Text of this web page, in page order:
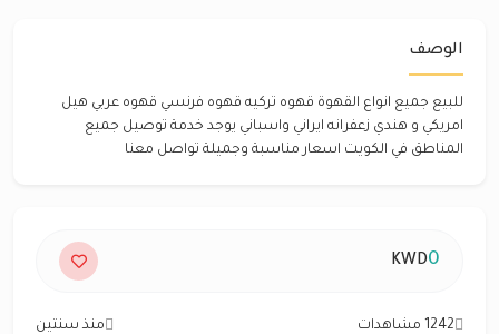
الوصف
للبيع جميع انواع القهوة قهوه تركيه قهوه فرنسي قهوه عربي هيل
امريكي و هندي زعفرانه ايراني واسباني يوجد خدمة توصيل جميع
المناطق في الكويت اسعار مناسبة وجميلة تواصل معنا
0
KWD
1242 مشاهدات منذ سنتين